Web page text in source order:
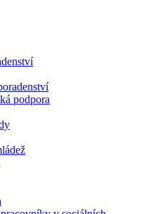
podpora